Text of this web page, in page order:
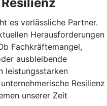
es verlässliche Partner.
Herausforderungen
Fachkräftemangel,
ausbleibende
leistungsstarken
Resilienz
unserer Zeit